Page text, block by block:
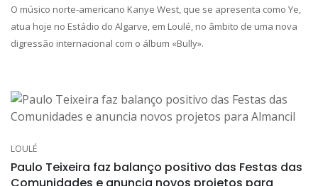
O músico norte-americano Kanye West, que se apresenta como Ye,
atua hoje no Estádio do Algarve, em Loulé, no âmbito de uma nova
digressão internacional com o álbum «Bully».
LOULÉ
Paulo Teixeira faz balanço positivo das Festas das
Comunidades e anuncia novos projetos para